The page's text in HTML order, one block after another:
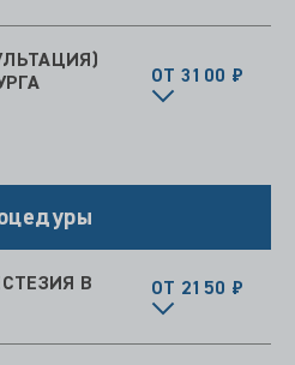
ОТ 3100 ₽
В
ОТ 2150 ₽